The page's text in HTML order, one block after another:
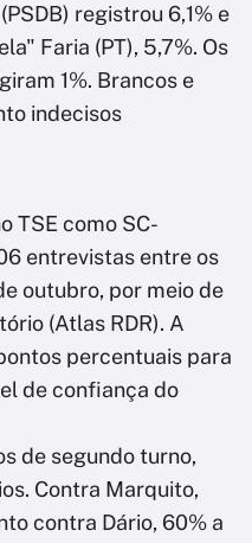
registrou 6,1% e
Faria (PT), 5,7%. Os
1%. Brancos e
indecisos
TSE como SC-
entrevistas entre os
outubro, por meio de
(Atlas RDR). A
percentuais para
de confiança do
de segundo turno,
Contra Marquito,
contra Dário, 60% a